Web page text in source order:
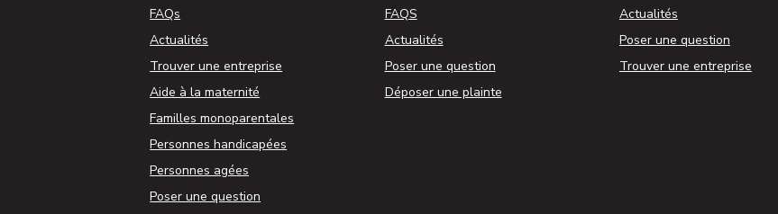
FAQs
Actualités
Trouver une entreprise
Aide à la maternité
Familles monoparentales
Personnes handicapées
Personnes agées
Poser une question
FAQS
Actualités
Poser une question
Déposer une plainte
Actualités
Poser une question
Trouver une entreprise